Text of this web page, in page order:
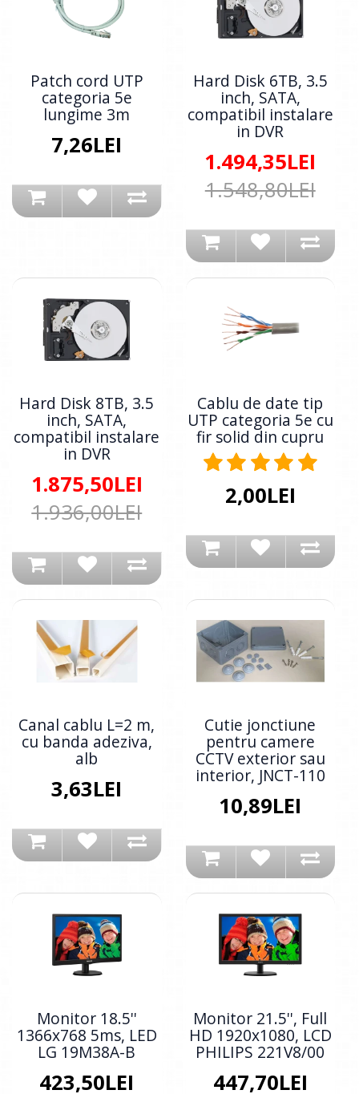
Patch cord UTP
categoria 5e
lungime 3m
7,26LEI
Hard Disk 6TB, 3.5
inch, SATA,
compatibil instalare
in DVR
1.494,35LEI
1.548,80LEI
Hard Disk 8TB, 3.5
inch, SATA,
compatibil instalare
in DVR
1.875,50LEI
1.936,00LEI
Cablu de date tip
UTP categoria 5e cu
fir solid din cupru
2,00LEI
Canal cablu L=2 m,
cu banda adeziva,
alb
3,63LEI
Cutie jonctiune
pentru camere
CCTV exterior sau
interior, JNCT-110
10,89LEI
Monitor 18.5''
1366x768 5ms, LED
LG 19M38A-B
423,50LEI
Monitor 21.5'', Full
HD 1920x1080, LCD
PHILIPS 221V8/00
447,70LEI